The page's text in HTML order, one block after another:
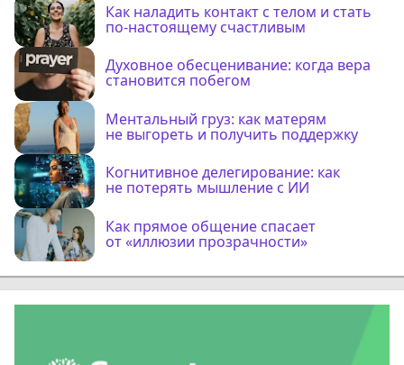
Как наладить контакт с телом и стать
по-настоящему счастливым
Духовное обесценивание: когда вера
становится побегом
Ментальный груз: как матерям
не выгореть и получить поддержку
Когнитивное делегирование: как
не потерять мышление с ИИ
Как прямое общение спасает
от «иллюзии прозрачности»